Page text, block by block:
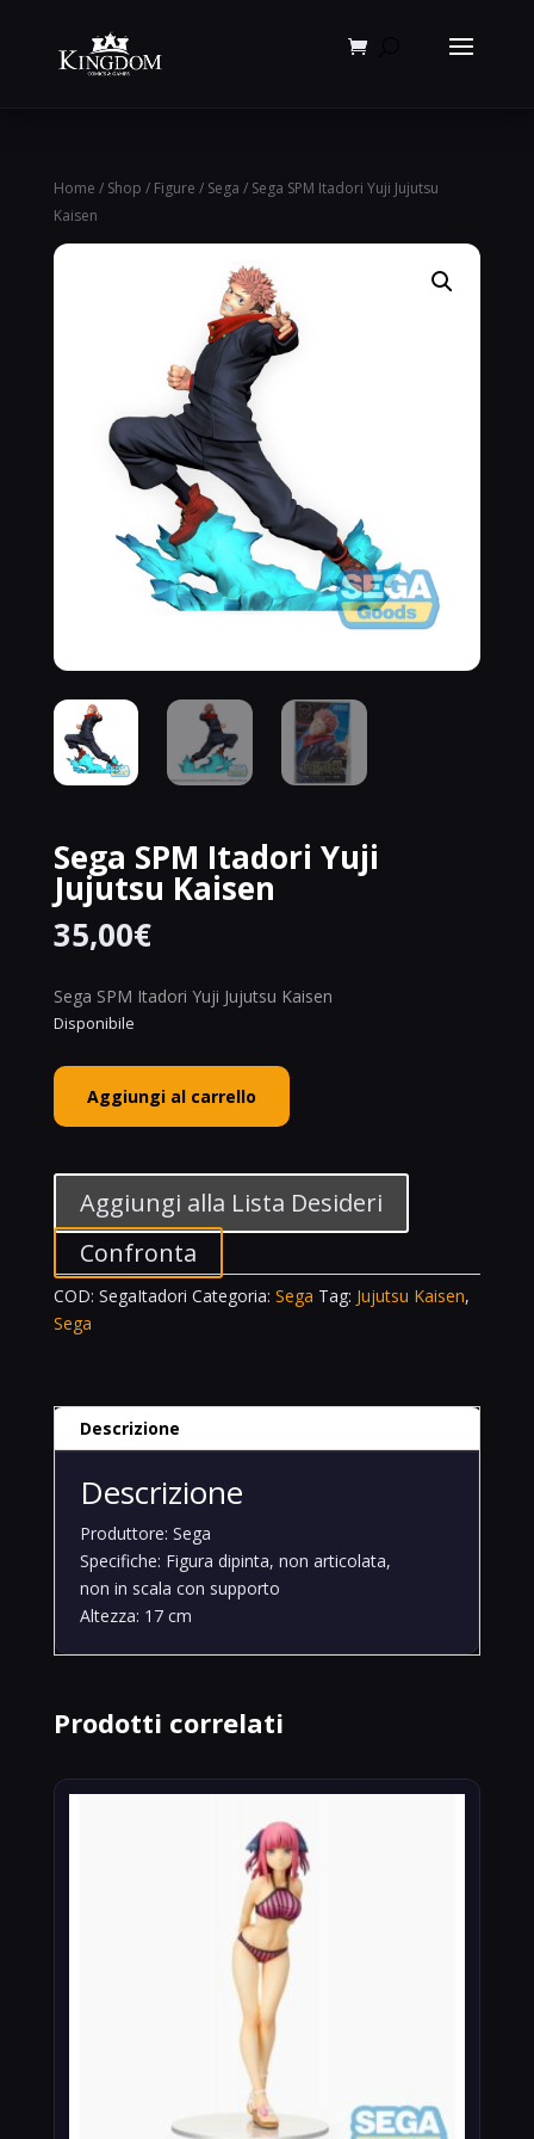
Home / Shop / Figure / Sega / Sega SPM Itadori Yuji Jujutsu
Kaisen
Sega SPM Itadori Yuji
Jujutsu Kaisen
35,00€
Sega SPM Itadori Yuji Jujutsu Kaisen
Disponibile
Sega
SPM
Itadori
Kaisen
quantità
Aggiungi al carrello
Aggiungi alla Lista Desideri
Confronta
COD: SegaItadori Categoria: Sega Tag: Jujutsu Kaisen,
Sega
Descrizione
Descrizione
Produttore: Sega
Specifiche: Figura dipinta, non articolata,
non in scala con supporto
Altezza: 17 cm
Prodotti correlati